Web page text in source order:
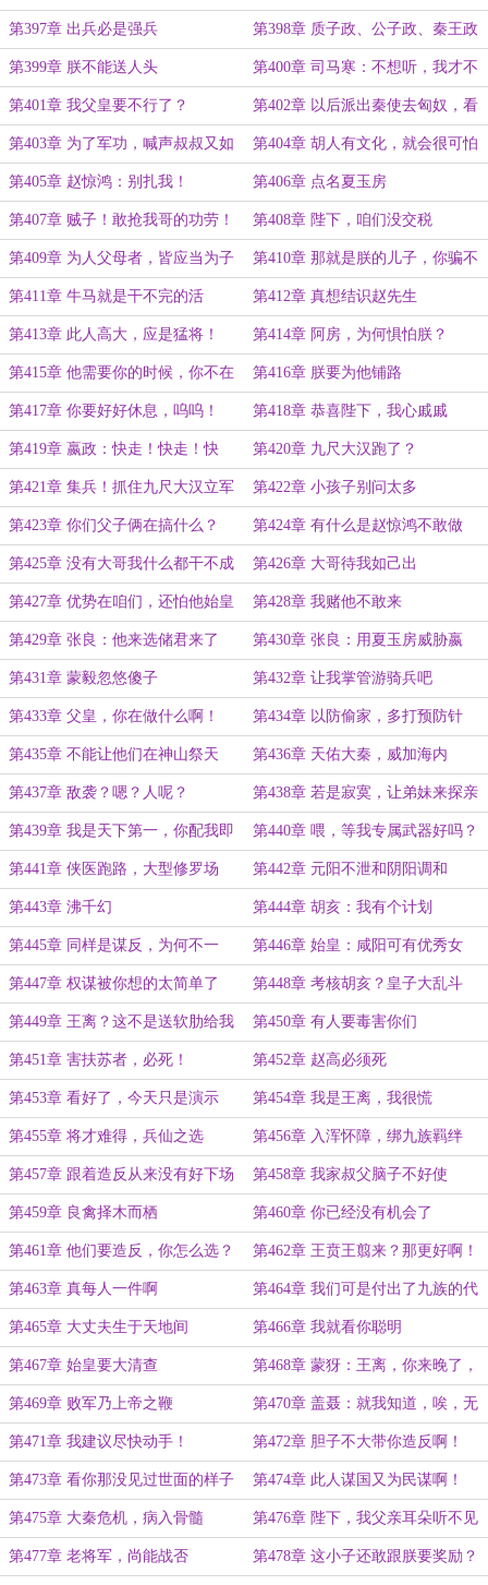
他！ 了
第397章 出兵必是强兵 第398章 质子政、公子政、秦王政
第399章 朕不能送人头 第400章 司马寒：不想听，我才不
想听
第401章 我父皇要不行了？ 第402章 以后派出秦使去匈奴，看
谁敢杀
第403章 为了军功，喊声叔叔又如
何
第404章 胡人有文化，就会很可怕
第405章 赵惊鸿：别扎我！ 第406章 点名夏玉房
第407章 贼子！敢抢我哥的功劳！ 第408章 陛下，咱们没交税
第409章 为人父母者，皆应当为子
女考虑
第410章 那就是朕的儿子，你骗不
了朕！
第411章 牛马就是干不完的活 第412章 真想结识赵先生
第413章 此人高大，应是猛将！ 第414章 阿房，为何惧怕朕？
第415章 他需要你的时候，你不在
啊！
第416章 朕要为他铺路
第417章 你要好好休息，呜呜！ 第418章 恭喜陛下，我心戚戚
第419章 嬴政：快走！快走！快
走！
第420章 九尺大汉跑了？
第421章 集兵！抓住九尺大汉立军
功！
第422章 小孩子别问太多
第423章 你们父子俩在搞什么？ 第424章 有什么是赵惊鸿不敢做
的？
第425章 没有大哥我什么都干不成
啊
第426章 大哥待我如己出
第427章 优势在咱们，还怕他始皇
帝？
第428章 我赌他不敢来
第429章 张良：他来选储君来了
吧？
第430章 张良：用夏玉房威胁嬴
政！
第431章 蒙毅忽悠傻子 第432章 让我掌管游骑兵吧
第433章 父皇，你在做什么啊！ 第434章 以防偷家，多打预防针
第435章 不能让他们在神山祭天 第436章 天佑大秦，威加海内
第437章 敌袭？嗯？人呢？ 第438章 若是寂寞，让弟妹来探亲
第439章 我是天下第一，你配我即
可
第440章 喂，等我专属武器好吗？
第441章 侠医跑路，大型修罗场 第442章 元阳不泄和阴阳调和
第443章 沸千幻 第444章 胡亥：我有个计划
第445章 同样是谋反，为何不一
样？
第446章 始皇：咸阳可有优秀女
子？
第447章 权谋被你想的太简单了 第448章 考核胡亥？皇子大乱斗
啊！
第449章 王离？这不是送软肋给我
们吗？
第450章 有人要毒害你们
第451章 害扶苏者，必死！ 第452章 赵高必须死
第453章 看好了，今天只是演示 第454章 我是王离，我很慌
第455章 将才难得，兵仙之选 第456章 入浑怀障，绑九族羁绊
第457章 跟着造反从来没有好下场 第458章 我家叔父脑子不好使
第459章 良禽择木而栖 第460章 你已经没有机会了
第461章 他们要造反，你怎么选？ 第462章 王贲王翦来？那更好啊！
（为枫枫大佬加更）
第463章 真每人一件啊 第464章 我们可是付出了九族的代
价
第465章 大丈夫生于天地间 第466章 我就看你聪明
第467章 始皇要大清查 第468章 蒙犽：王离，你来晚了，
我都是队长了！
第469章 败军乃上帝之鞭 第470章 盖聂：就我知道，唉，无
敌，寂寞！
第471章 我建议尽快动手！ 第472章 胆子不大带你造反啊！
第473章 看你那没见过世面的样子 第474章 此人谋国又为民谋啊！
第475章 大秦危机，病入骨髓 第476章 陛下，我父亲耳朵听不见
第477章 老将军，尚能战否 第478章 这小子还敢跟朕要奖励？